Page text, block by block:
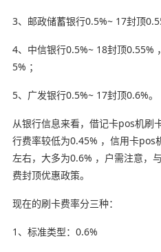
3、邮政储蓄银行0.5%~ 17封顶
4、中信银行0.5%~ 18封顶0.55%
5% ；
5、广发银行0.5%~ 17封顶0.6%。
从银行信息来看，借记卡pos机刷
行费率较低为0.45% ，信用卡pos
左右，大多为0.6% ，户需注意，
费封顶优惠政策。
现在的刷卡费率分三种：
1、标准类型：0.6%